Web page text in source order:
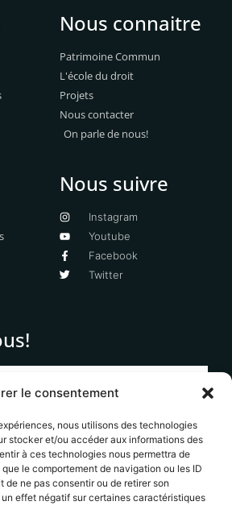
le consentement
nous utilisons des technologies
stocker et/ou accéder aux informations des
à ces technologies nous permettra de
le comportement de navigation ou les ID
de ne pas consentir ou de retirer son
effet négatif sur certaines caractéristiques
Nous connaitre
Patrimoine Commun
L'école du droit
Projets
Nous contacter
On parle de nous!
Nous suivre
Instagram
Youtube
Facebook
Twitter
S'abonner
ne sera jamais transmises à des
uniquement des informations en
éditorial du site. Vous pouvez